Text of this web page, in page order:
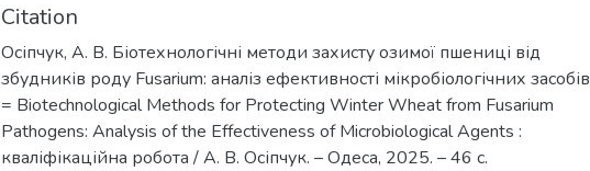
Citation
Осіпчук, А. В. Біотехнологічні методи захисту озимої пшениці від
збудників роду Fusarium: аналіз ефективності мікробіологічних засобів
= Biotechnological Methods for Protecting Winter Wheat from Fusarium
Pathogens: Analysis of the Effectiveness of Microbiological Agents :
кваліфікаційна робота / А. В. Осіпчук. – Одеса, 2025. – 46 с.